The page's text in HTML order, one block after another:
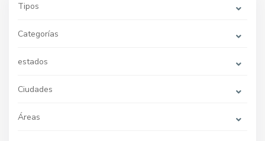
Tipos
Categorías
estados
Ciudades
Áreas